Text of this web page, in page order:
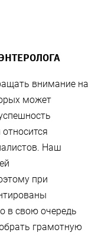
внимание на
может
Наш
при
в свою очередь
грамотную